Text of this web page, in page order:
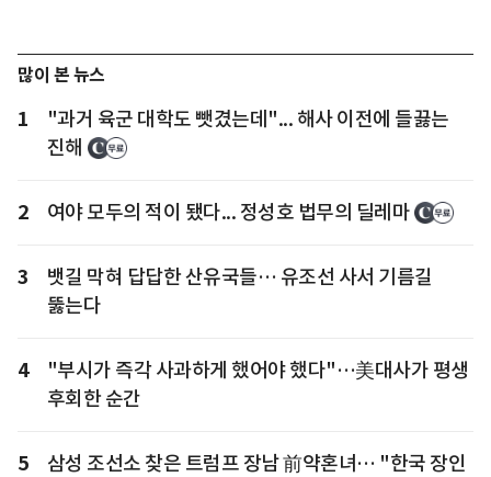
많이 본 뉴스
1
"과거 육군 대학도 뺏겼는데"... 해사 이전에 들끓는
진해
2 여야 모두의 적이 됐다... 정성호 법무의 딜레마
3
뱃길 막혀 답답한 산유국들… 유조선 사서 기름길
뚫는다
4
"부시가 즉각 사과하게 했어야 했다"…美대사가 평생
후회한 순간
5
삼성 조선소 찾은 트럼프 장남 前약혼녀… "한국 장인